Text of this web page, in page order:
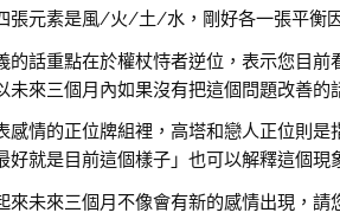
張元素是風/火/土/水，剛好各一張平衡
的話重點在於權杖恃者逆位，表示您目
未來三個月內如果沒有把這個問題改善的
感情的正位牌組裡，高塔和戀人正位則
好就是目前這個樣子」也可以解釋這個現
來未來三個月不像會有新的感情出現，請